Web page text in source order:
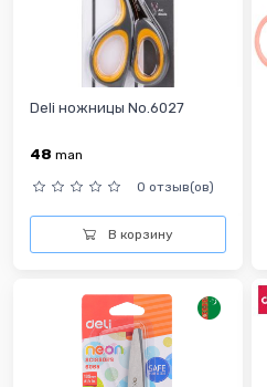
Deli ножницы No.6027
48 man
0 отзыв(ов)
В корзину